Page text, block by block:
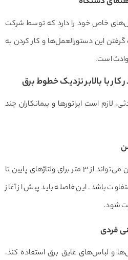
خاص خود را دارد که توسط شرکت
این دستورالعمل‌ها و کار کردن به
است.
با بالابر نزدیک خطوط برق
لازم است اپراتورها و پیمانکاران چند
بسته به ولتاژ خطوط، فاصله ایمن می‌تواند از ۳ متر برای ولتاژهای پایین تا
بالا متفاوت باشد. این فاصله باید پیش از آغاز
شود.
فردی
و لباس‌های عایق برق استفاده کند.